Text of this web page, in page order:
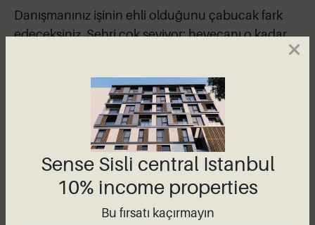
Danışmanınız işinin ehli olduğunu çabucak fark
edeceksiniz. Şehri çok seviyor: heyecanı o kadar
olduğunu ve hangilerinin yenilenme sürecine
girdiğini - yatırımcılar için potansiyel bir altın
madeni - anlatıyor. Bazı mahallelerin iyi seçenek
olmadığını da gösteriyor ve nedenlerini açıklıyor.
Yolda önemli yerleri göstermeye yavaşlıyor: İşte
Sultanahmet Camii. İşte ikonik Taksim Meydanı ve
İstiklal Caddesi, şehrin en uzun ve en
Sense Sisli central Istanbul
10% income properties
Bu fırsatı kaçırmayın